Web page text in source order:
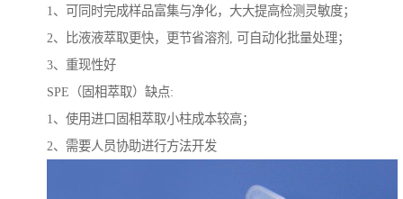
1、可同时完成样品富集与净化，大大提高检测灵敏度；
2、比液液萃取更快，更节省溶剂, 可自动化批量处理；
3、重现性好
SPE（固相萃取）缺点:
1、使用进口固相萃取小柱成本较高；
2、需要人员协助进行方法开发